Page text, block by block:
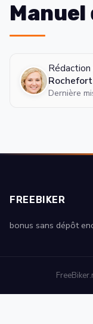
Rochefort
Dernière
FREEBIKER
bonus sans dépôt